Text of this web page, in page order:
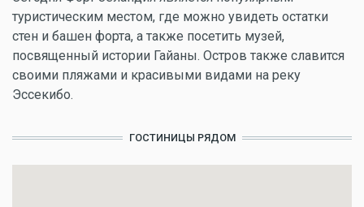
туристическим местом, где можно увидеть остатки
стен и башен форта, а также посетить музей,
посвященный истории Гайаны. Остров также славится
своими пляжами и красивыми видами на реку
Эссекибо.
ГОСТИНИЦЫ РЯДОМ